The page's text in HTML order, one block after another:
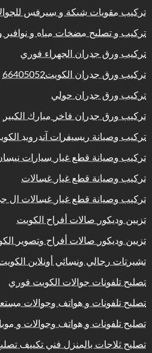
تركيب مقويات شبكة و سيرفس
تركيب و تصليح مضخات مياه و نوافير
تركيب ورق جدران الجهراء فوري
تركيب ورق جدران الكويت66405052
تركيب ورق جدران حولي
تركيب ورق جدران فاخر مبارك الكبير
تركيب وصيانة ريسيفرات آندرويد
تركيب وصيانة قطع غيار سيارات
تركيب وصيانة قطع غيار غسالات
تركيب وصيانة قطع غيار غسالات ال
تزيين وديكور صالات أفراح الكويت
تزيين وديكور صالات أفراح وتصوير
تشيرتات رجالي ونسائي أونلاين
تصليح تلفونات جوالات الكويت فوري
تصليح تلفونات و هواتف وجوالات
تصليح تلفونات و هواتف وجوالات و
تصليح ثلاجات بالمنزل فني تكييف